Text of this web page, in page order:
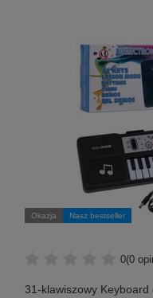
Okazja Nasz bestseller
0(0
31-klawiszowy